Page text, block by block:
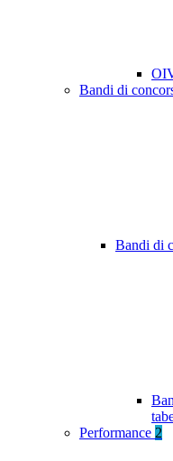
Bandi di
Bandi di
Performance 2